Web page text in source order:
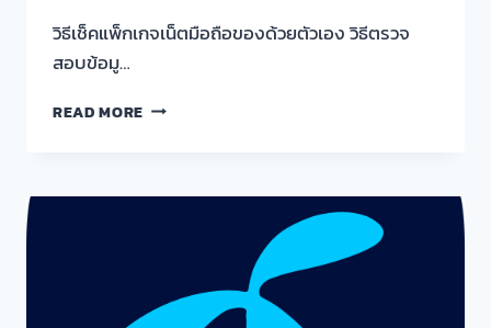
วิธีเช็คแพ็กเกจเน็ตมือถือของด้วยตัวเอง วิธีตรวจ
สอบข้อมู…
READ MORE วิธี
จ
ด้วย